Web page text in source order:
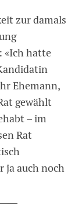
zur damals
«Ich hatte
Ehemann,
gewählt
– im
Rat
ja auch noch